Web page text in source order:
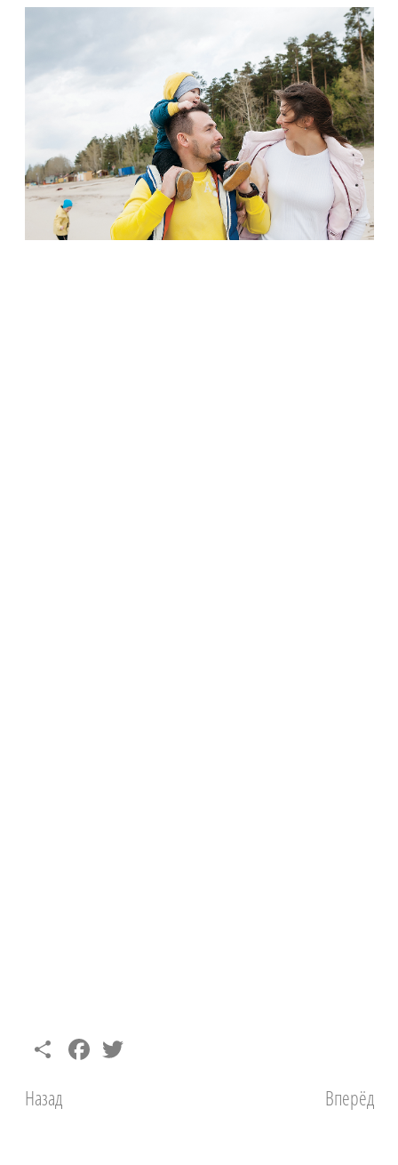
ShareFacebook
Назад Вперёд